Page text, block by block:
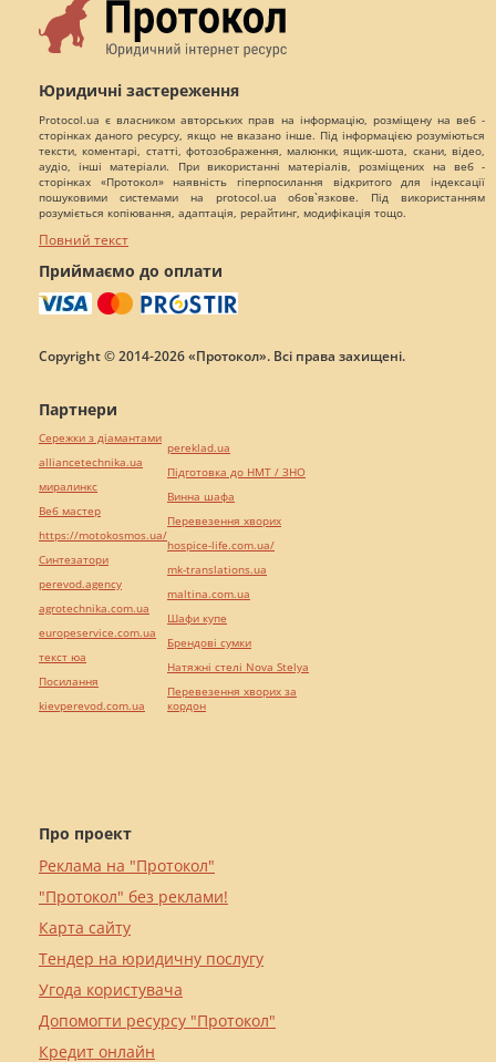
Юридичні застереження
Protocol.ua є власником авторських прав на інформацію, розміщену на веб -
сторінках даного ресурсу, якщо не вказано інше. Під інформацією розуміються
тексти, коментарі, статті, фотозображення, малюнки, ящик-шота, скани, відео,
аудіо, інші матеріали. При використанні матеріалів, розміщених на веб -
сторінках «Протокол» наявність гіперпосилання відкритого для індексації
пошуковими системами на protocol.ua обов`язкове. Під використанням
розуміється копіювання, адаптація, рерайтинг, модифікація тощо.
Повний текст
Приймаємо до оплати
Copyright © 2014-2026 «Протокол». Всі права захищені.
Про проект
Реклама на "Протокол"
"Протокол" без реклами!
Карта сайту
Тендер на юридичну послугу
Угода користувача
Допомогти ресурсу "Протокол"
Кредит онлайн
Партнери
Сережки з діамантами
alliancetechnika.ua
миралинкс
Веб мастер
https://motokosmos.ua/
Синтезатори
perevod.agency
agrotechnika.com.ua
europeservice.com.ua
текст юа
Посилання
kievperevod.com.ua
pereklad.ua
Підготовка до НМТ / ЗНО
Винна шафа
Перевезення хворих
hospice-life.com.ua/
mk-translations.ua
maltina.com.ua
Шафи купе
Брендові сумки
Натяжні стелі Nova Stelya
Перевезення хворих за
кордон